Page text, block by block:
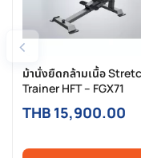
‹
ม้านั่งยืดกล้ามเนื้อ
Trainer HFT – FGX71
THB 15,900.00